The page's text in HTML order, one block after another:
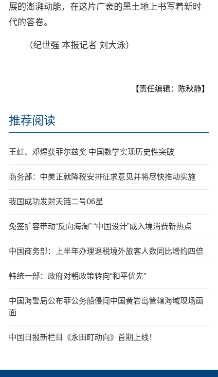
展的澎湃动能，在这片广袤的黑土地上书写着新时
代的答卷。
（纪世强 本报记者 刘大泳）
【责任编辑：陈秋静】
推荐阅读
王虹、邓煜获菲尔兹奖 中国数学实现历史性突破
商务部：中美正就降税安排征求意见并将尽快推动实施
我国成功发射天链二号06星
免签扩容带动“反向海淘” “中国设计”成入境消费新热点
中国商务部：上半年办理退税境外旅客人数同比增约四倍
韩统一部：政府对朝政策转向“和平优先”
中国海警局公布菲公务船侵闯中国黄岩岛管辖海域现场画
面
中国日报新栏目《永田町动向》首期上线！